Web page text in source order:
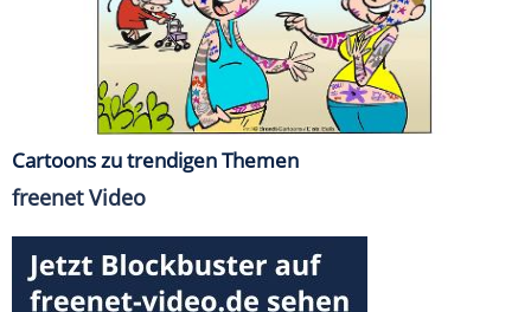
Cartoons zu trendigen Themen
freenet Video